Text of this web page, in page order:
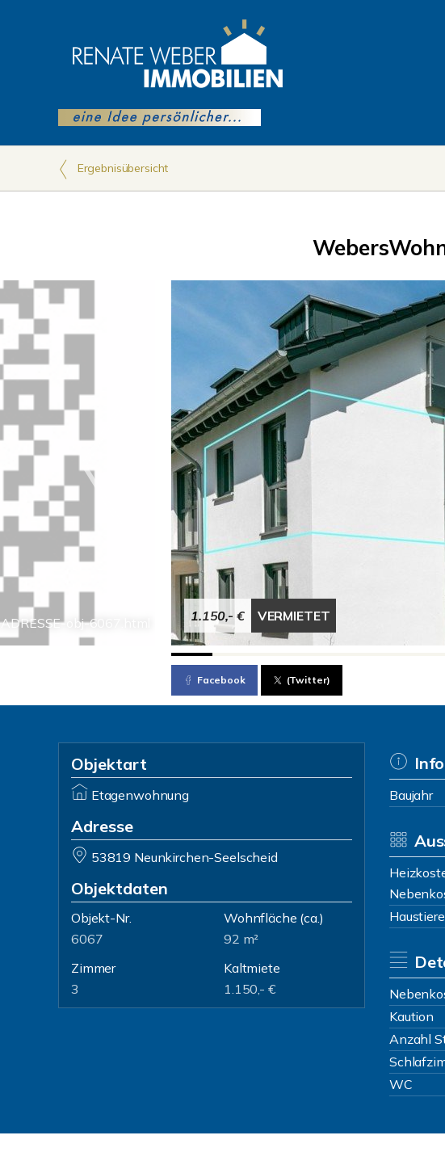
Ergebnisübersicht
obj-6067.html 1.150,- € VERMIETET
Facebook (Twitter)
Objektart
Etagenwohnung
Adresse
53819 Neunkirchen-Seelscheid
Objektdaten
Objekt-Nr.
6067
Wohnfläche (ca.)
92 m²
Zimmer
3
Kaltmiete
1.150,- €
Baujahr
Haustiere
Kaution
Anzahl
WC